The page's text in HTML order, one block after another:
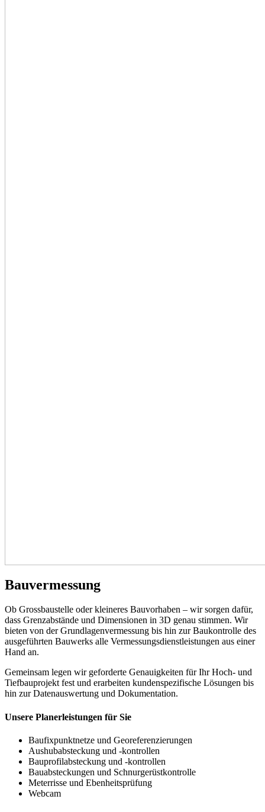
Bauvermessung
Ob Grossbaustelle oder kleineres Bauvorhaben – wir sorgen dafür,
dass Grenzabstände und Dimensionen in 3D genau stimmen. Wir
bieten von der Grundlagenvermessung bis hin zur Baukontrolle des
ausgeführten Bauwerks alle Vermessungsdienstleistungen aus einer
Hand an.
Gemeinsam legen wir geforderte Genauigkeiten für Ihr Hoch- und
Tiefbauprojekt fest und erarbeiten kundenspezifische Lösungen bis
hin zur Datenauswertung und Dokumentation.
Unsere Planerleistungen für Sie
Baufixpunktnetze und Georeferenzierungen
Aushubabsteckung und -kontrollen
Bauprofilabsteckung und -kontrollen
Bauabsteckungen und Schnurgerüstkontrolle
Meterrisse und Ebenheitsprüfung
Webcam